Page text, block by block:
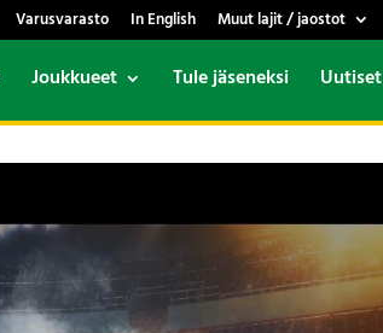
Varusvarasto In English Muut lajit / jaostot
Joukkueet Tule jäseneksi Uutiset